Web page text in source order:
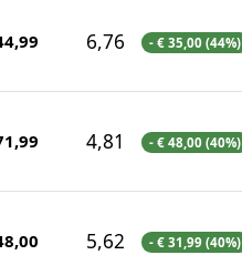
6,76 - € 35,00 (44%)
4,81 - € 48,00 (40%)
5,62 - € 31,99 (40%)